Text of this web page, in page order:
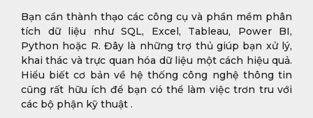
Bạn cần thành thạo các công cụ và phần mềm phân
tích dữ liệu như SQL, Excel, Tableau, Power BI,
Python hoặc R. Đây là những trợ thủ giúp bạn xử lý,
khai thác và trực quan hóa dữ liệu một cách hiệu quả.
Hiểu biết cơ bản về hệ thống công nghệ thông tin
cũng rất hữu ích để bạn có thể làm việc trơn tru với
các bộ phận kỹ thuật .